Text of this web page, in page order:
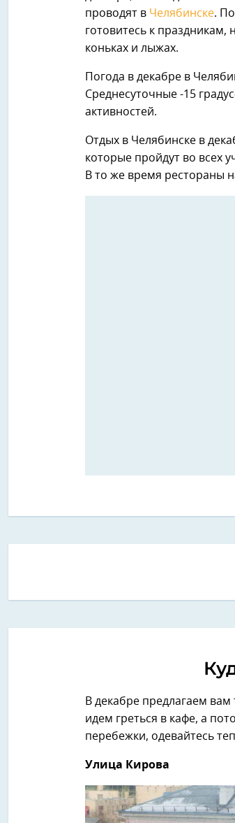
проводят в Челябинске.
готовитесь к праздникам,
коньках и лыжах.
Погода в декабре в
Среднесуточные -15
активностей.
Отдых в Челябинске в
которые пройдут во всех
В то же время рестораны
В декабре предлагаем
идем греться в кафе, а
перебежки, одевайтесь
Улица Кирова